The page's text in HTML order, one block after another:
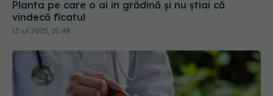
Planta pe care o ai în grădină și nu știai că
vindecă ficatul
13 iul 2025, 15:48